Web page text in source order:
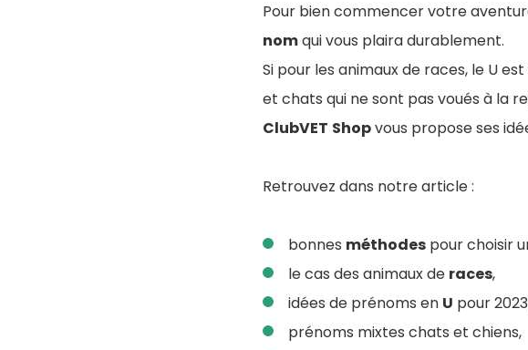
Pour bien commencer votre
nomqui vous plaira durablement.
Si pour les animaux de races, le U
et chats qui ne sont pas voués à la
ClubVET Shopvous propose ses
Retrouvez dans notre article :
bonnes méthodes pour choisir
le cas des animaux de races,
idées de prénoms en U pour
prénoms mixtes chats et chiens,